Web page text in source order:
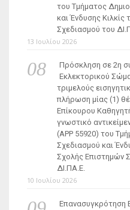
του Τμήματος
και Ένδυσης
Σχεδιασμού του
13 Ιουλίου 2026
Πρόσκληση σε 2η
Εκλεκτορικού
τριμελούς
πλήρωση μίας (1)
Επίκουρου
γνωστικό
(ΑΡΡ 55920) του
Σχεδιασμού και
Σχολής Επιστημών
ΔΙ.ΠΑ.Ε.
10 Ιουλίου 2026
Επανασυγκρότηση